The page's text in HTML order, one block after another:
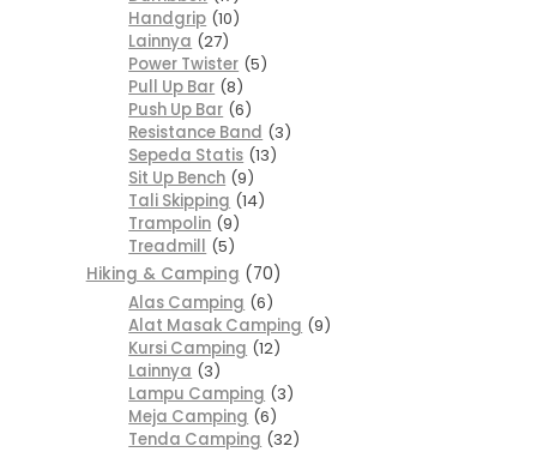
Handgrip 10
Lainnya 27
Power Twister 5
Pull Up Bar 8
Push Up Bar 6
Resistance Band 3
Sepeda Statis 13
Sit Up Bench 9
Tali Skipping 14
Trampolin 9
Treadmill 5
Hiking & Camping
70
Alas Camping 6
Alat Masak Camping 9
Kursi Camping 12
Lainnya 3
Lampu Camping 3
Meja Camping 6
Tenda Camping 32